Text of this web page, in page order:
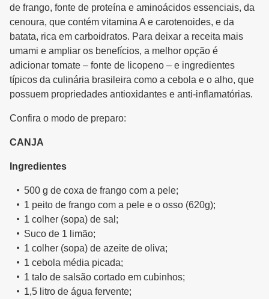
de frango, fonte de proteína e aminoácidos essenciais, da
cenoura, que contém vitamina A e carotenoides, e da
batata, rica em carboidratos. Para deixar a receita mais
umami e ampliar os benefícios, a melhor opção é
adicionar tomate – fonte de licopeno – e ingredientes
típicos da culinária brasileira como a cebola e o alho, que
possuem propriedades antioxidantes e anti-inflamatórias.
Confira o modo de preparo:
CANJA
Ingredientes
500 g de coxa de frango com a pele;
1 peito de frango com a pele e o osso (620g);
1 colher (sopa) de sal;
Suco de 1 limão;
1 colher (sopa) de azeite de oliva;
1 cebola média picada;
1 talo de salsão cortado em cubinhos;
1,5 litro de água fervente;